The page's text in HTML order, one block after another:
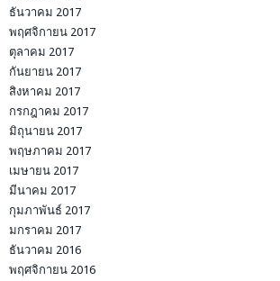
ธันวาคม 2017
พฤศจิกายน 2017
ตุลาคม 2017
กันยายน 2017
สิงหาคม 2017
กรกฎาคม 2017
มิถุนายน 2017
พฤษภาคม 2017
เมษายน 2017
มีนาคม 2017
กุมภาพันธ์ 2017
มกราคม 2017
ธันวาคม 2016
พฤศจิกายน 2016